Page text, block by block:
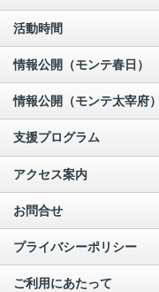
活動時間
情報公開（モンテ春日）
情報公開（モンテ太宰府）
支援プログラム
アクセス案内
お問合せ
プライバシーポリシー
ご利用にあたって